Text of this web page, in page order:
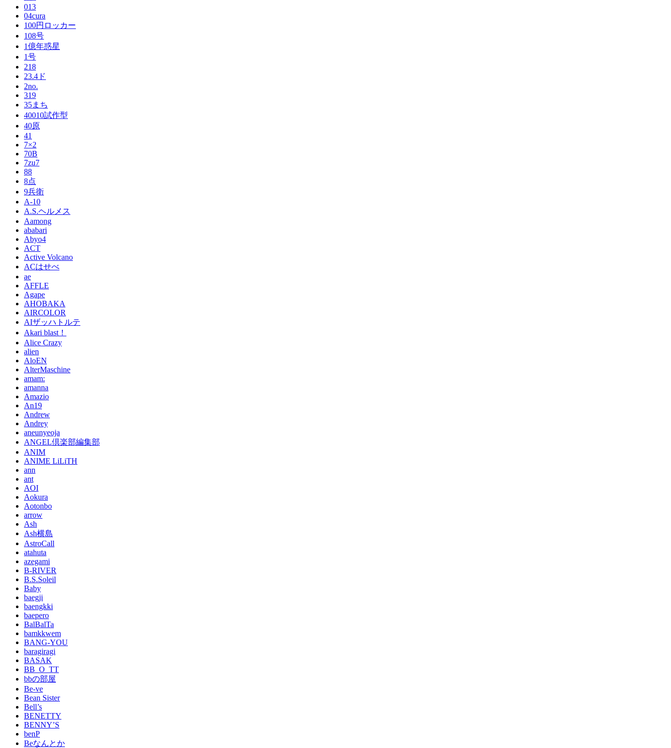
013
04cura
100円ロッカー
108号
1億年惑星
1号
218
23.4ド
2no.
319
35まち
40010試作型
40原
41
7×2
70B
7zu7
88
8点
9兵衛
A-10
A.S.ヘルメス
Aamong
ababari
Abyo4
ACT
Active Volcano
ACはせべ
ae
AFFLE
Agape
AHOBAKA
AIRCOLOR
AIザッハトルテ
Akari blast！
Alice Crazy
alien
AloEN
AlterMaschine
amam:
amanna
Amazio
An19
Andrew
Andrey
aneunyeoja
ANGEL倶楽部編集部
ANIM
ANIME LiLiTH
ann
ant
AOI
Aokura
Aotonbo
arrow
Ash
Ash横島
AstroCall
atahuta
azegami
B-RIVER
B.S.Soleil
Baby
baegji
baengkki
baepero
BalBalTa
bamkkwem
BANG-YOU
baragiragi
BASAK
BB_O_TT
bbの部屋
Be-ve
Bean Sister
Bell’s
BENETTY
BENNY’S
benP
Beなんとか